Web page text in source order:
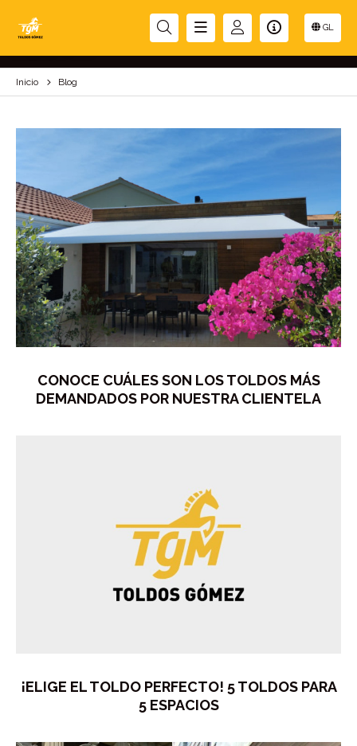
GL
BLOG
Inicio Blog
CONOCE CUÁLES SON LOS TOLDOS MÁS
DEMANDADOS POR NUESTRA CLIENTELA
¡ELIGE EL TOLDO PERFECTO! 5 TOLDOS PARA
5 ESPACIOS